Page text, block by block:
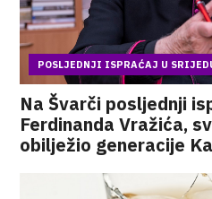
POSLJEDNJI ISPRAĆAJ U
Na Švarči posljednji
Ferdinanda Vražića,
obilježio generacije